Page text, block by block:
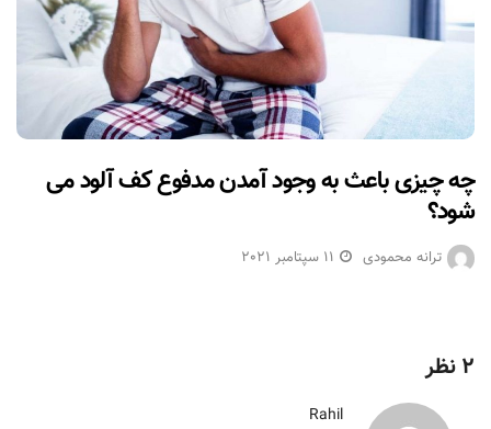
چه چیزی باعث به وجود آمدن مدفوع کف آلود می
شود؟
ترانه محمودی 11 سپتامبر 2021
2 نظر
Rahil